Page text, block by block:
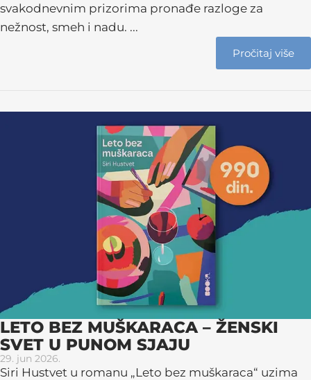
svakodnevnim prizorima pronađe razloge za
nežnost, smeh i nadu. ...
Pročitaj više
LETO BEZ MUŠKARACA – ŽENSKI
SVET U PUNOM SJAJU
29. jun 2026.
Siri Hustvet u romanu „Leto bez muškaraca“ uzima